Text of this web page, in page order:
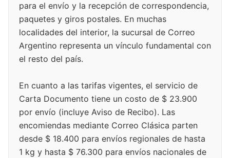
para el envío y la recepción de correspondencia,
paquetes y giros postales. En muchas
localidades del interior, la sucursal de Correo
Argentino representa un vínculo fundamental con
el resto del país.
En cuanto a las tarifas vigentes, el servicio de
Carta Documento tiene un costo de $ 23.900
por envío (incluye Aviso de Recibo). Las
encomiendas mediante Correo Clásica parten
desde $ 18.400 para envíos regionales de hasta
1 kg y hasta $ 76.300 para envíos nacionales de